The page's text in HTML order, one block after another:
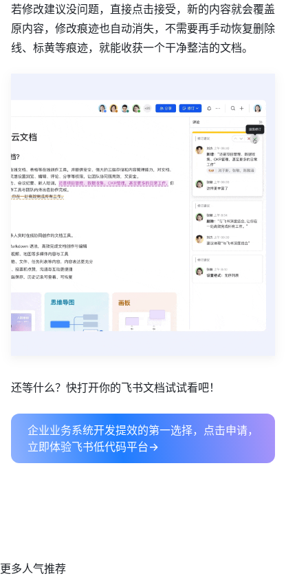
若修改建议没问题，直接点击接受，新的内容就会覆盖
原内容，修改痕迹也自动消失，不需要再手动恢复删除
线、标黄等痕迹，就能收获一个干净整洁的文档。
还等什么？快打开你的飞书文档试试看吧！
企业业务系统开发提效的第一选择，点击申请，
立即体验飞书低代码平台→
更多人气推荐